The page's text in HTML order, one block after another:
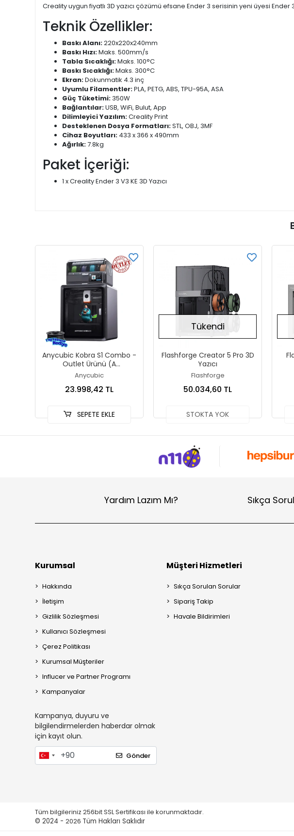
Creality uygun fiyatlı 3D yazıcı çözümü efsane Ender 3 serisinin yeni üyesi Ender
Teknik Özellikler:
Baskı Alanı:220x220x240mm
Baskı Hızı:Maks. 500mm/s
Tabla Sıcaklığı:Maks. 100°C
Baskı Sıcaklığı:Maks. 300°C
Ekran:Dokunmatik 4.3 inç
Uyumlu Filamentler:PLA, PETG, ABS, TPU-95A, ASA
Güç Tüketimi:350W
Bağlantılar:USB, WiFi, Bulut, App
Dilimleyici Yazılım:Creality Print
Desteklenen Dosya Formatları:STL, OBJ, 3MF
Cihaz Boyutları: 433 x 366 x 490mm
Ağırlık:7.8kg
Paket İçeriği:
1 x Creality Ender 3 V3 KE 3D Yazıcı
Anycubic Kobra S1 Combo -
Outlet Ürünü (A
Kondisyonlu)
Anycubic
23.998,42 TL
SEPETE EKLE
Tükendi
Flashforge Creator 5 Pro 3D
Yazıcı
Flashforge
50.034,60 TL
STOKTA YOK
Yardım Lazım Mı? Sıkça
Kurumsal
Hakkında
İletişim
Gizlilik Sözleşmesi
Kullanıcı Sözleşmesi
Çerez Politikası
Kurumsal Müşteriler
Influcer ve Partner Programı
Kampanyalar
Kampanya, duyuru ve
bilgilendirmelerden haberdar olmak
için kayıt olun.
Gönder
Müşteri Hizmetleri
Sıkça Sorulan Sorular
Sipariş Takip
Havale Bildirimleri
Tüm bilgileriniz 256bit SSL Sertifikası ile korunmaktadır.
© 2024 - 2026 Tüm Hakları Saklıdır